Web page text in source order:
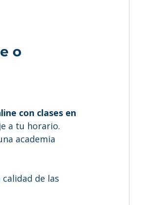
o
con clases en
a tu horario.
academia
de las